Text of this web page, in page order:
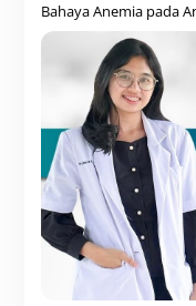
Bahaya Anemia pada